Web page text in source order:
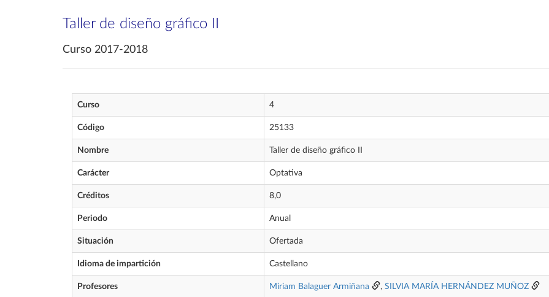
Taller de diseño gráfico II
Curso 2017-2018
Curso 4
Código 25133
Nombre Taller de diseño gráfico II
Carácter Optativa
Créditos 8,0
Periodo Anual
Situación Ofertada
Idioma de impartición Castellano
Profesores Miriam Balaguer Armiñana , SILVIA MARÍA HERNÁNDEZ MUÑOZ